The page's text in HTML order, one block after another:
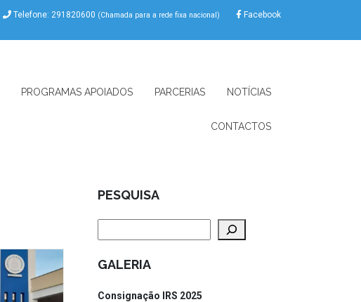
Telefone: 291820600 (Chamada para a rede fixa nacional) Facebook
PROGRAMAS APOIADOS PARCERIAS NOTÍCIAS
CONTACTOS
PESQUISA
GALERIA
Consignação IRS 2025